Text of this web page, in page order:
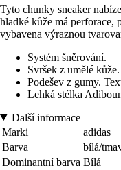
Tyto chunky sneaker
hladké kůže má perforace,
vybavena výraznou
Systém šněrování.
Svršek z umělé kůže.
Podešev z gumy.
Lehká stélka
Další informace
Marki
adidas
Barva
bílá/
Dominantní barva Bílá